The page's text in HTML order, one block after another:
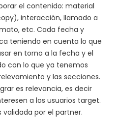
el contenido: material
interacción, llamado a
etc. Cada fecha y
teniendo en cuenta lo que
en torno a la fecha y el
con lo que ya tenemos
y las secciones.
es relevancia, es decir
a los usuarios target.
validada por el partner.